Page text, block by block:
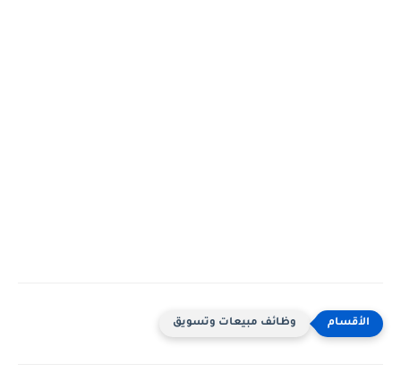
وظائف مبيعات وتسويق